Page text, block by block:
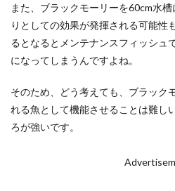
また、ブラックモーリーを60cm水
りとしての効果が発揮される可能性
るとなるとメンテナンスフィッシュ
になってしまうんですよね。
そのため、どう考えても、ブラック
れる魚として機能させることは難し
ろが強いです。